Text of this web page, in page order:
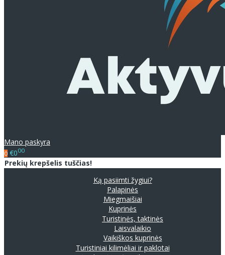
Mano paskyra
0 €000
Prekių krepšelis tuščias!
Ką pasiimti žygiui?
Palapinės
Miegmaišiai
Kuprinės
Turistinės, taktinės
Laisvalaikio
Vaikiškos kuprinės
Turistiniai kilimėliai ir paklotai